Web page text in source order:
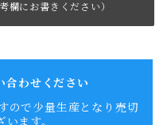
にお書きください）
合わせください
ので少量生産となり売切
ます。